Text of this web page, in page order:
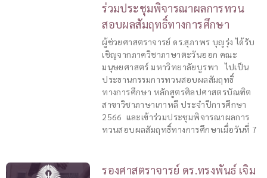
ร่วมประชุมพิจารณาผลการทวน
สอบผลสัมฤทธิ์ทางการศึกษา
ผู้ช่วยศาสตราจารย์ ดร.สุภาพร บุญรุ่ง ได้รับ
เชิญจากภาควิชาภาษาตะวันออก คณะ
มนุษยศาสตร์ มหาวิทยาลัยบูรพา ไปเป็น
ประธานกรรมการทวนสอบผลสัมฤทธิ์
ทางการศึกษา หลักสูตรศิลปศาสตรบัณฑิต
สาขาวิชาภาษาเกาหลี ประจำปีการศึกษา
2566 และเข้าร่วมประชุมพิจารณาผลการ
ทวนสอบผลสัมฤทธิ์ทางการศึกษาเมื่อวันที่ 7
รองศาสตราจารย์ ดร.ทรงพันธ์ เจิม